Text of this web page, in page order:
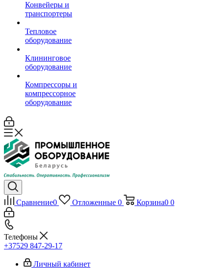
Конвейеры и
транспортеры
Тепловое
оборудование
Клининговое
оборудование
Компрессоры и
компрессорное
оборудование
Сравнение0 Отложенные 0 Корзина0 0
Телефоны
+37529 847-29-17‬
Личный кабинет